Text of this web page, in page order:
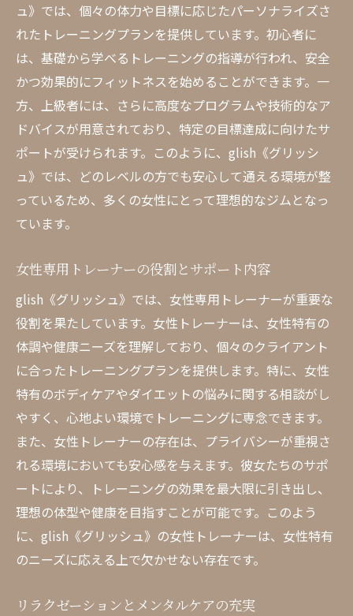
ュ》では、個々の体力や目標に応じたパーソナライズさ
れたトレーニングプランを提供しています。初心者に
は、基礎から学べるトレーニングの指導が行われ、安全
かつ効果的にフィットネスを始めることができます。一
方、上級者には、さらに高度なプログラムや技術的なア
ドバイスが用意されており、特定の目標達成に向けたサ
ポートが受けられます。このように、glish《グリッシ
ュ》では、どのレベルの方でも安心して通える環境が整
っているため、多くの女性にとって理想的なジムとなっ
ています。
女性専用トレーナーの役割とサポート内容
glish《グリッシュ》では、女性専用トレーナーが重要な
役割を果たしています。女性トレーナーは、女性特有の
体調や健康ニーズを理解しており、個々のクライアント
に合ったトレーニングプランを提供します。特に、女性
特有のボディケアやダイエットの悩みに関する相談がし
やすく、心地よい環境でトレーニングに専念できます。
また、女性トレーナーの存在は、プライバシーが重視さ
れる環境においても安心感を与えます。彼女たちのサポ
ートにより、トレーニングの効果を最大限に引き出し、
理想の体型や健康を目指すことが可能です。このよう
に、glish《グリッシュ》の女性トレーナーは、女性特有
のニーズに応える上で欠かせない存在です。
リラクゼーションとメンタルケアの充実